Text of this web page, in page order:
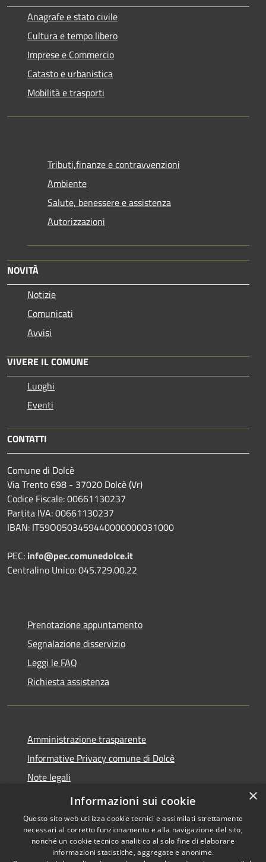
Anagrafe e stato civile
Cultura e tempo libero
Imprese e Commercio
Catasto e urbanistica
Mobilità e trasporti
Tributi,finanze e contravvenzioni
Ambiente
Salute, benessere e assistenza
Autorizzazioni
NOVITÀ
Notizie
Comunicati
Avvisi
VIVERE IL COMUNE
Luoghi
Eventi
CONTATTI
Comune di Dolcè
Via Trento 698 - 37020 Dolcè (Vr)
Codice Fiscale: 00661130237
Partita IVA: 00661130237
IBAN: IT59O0503459440000000031000
PEC: info@pec.comunedolce.it
Centralino Unico: 045.729.00.22
Prenotazione appuntamento
Segnalazione disservizio
Leggi le FAQ
Richiesta assistenza
Amministrazione trasparente
Informative Privacy comune di Dolcè
Note legali
Dichiarazione di accessibilità
Copyright © 2026 • Comune di
×
Informazioni sui cookie
Questo sito web utilizza cookie tecnici e assimilati strettamente
necessari al corretto funzionamento e alla navigazione del sito,
nonché un cookie tecnico analitico al solo fine di elaborare
informazioni statistiche, aggregate e anonime.